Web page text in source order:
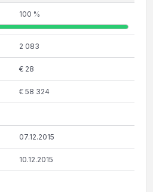
100 %
2 083
€ 28
€ 58 324
07.12.2015
10.12.2015